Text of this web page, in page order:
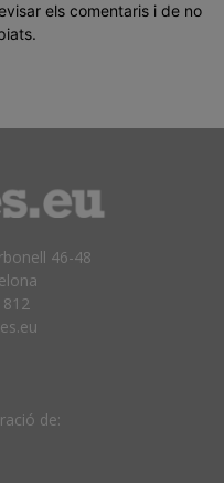
els comentaris i de no
46-48
812
de: